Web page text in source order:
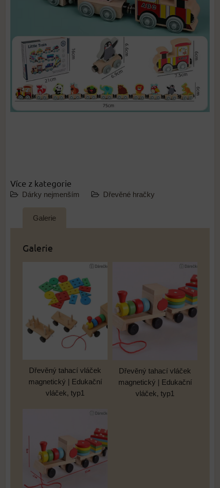
Více z kategorie
Dárky nejmenším Dřevěné hračky
Galerie
Galerie
Dřevěný tahací vláček
magnetický | Edukační
vláček, typ1
Dřevěný tahací vláček
magnetický | Edukační
vláček, typ1